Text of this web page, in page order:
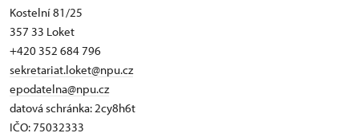
Kostelní 81/25
357 33 Loket
+420 352 684 796
sekretariat.loket@npu.cz
epodatelna@npu.cz
datová schránka: 2cy8h6t​
IČO: 75032333